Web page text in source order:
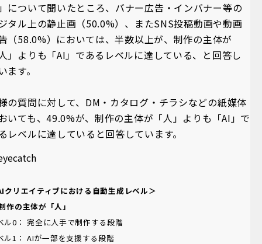
について聞いたところ、バナー広告・インバナー等の
タル上の静止画（50.0%）、またSNS投稿動画や動画
（58.0%）においては、半数以上が、制作の主体が
」よりも「AI」であるレベルに達している、と回答し
ます。
の質問に対して、DM・カタログ・チラシなどの紙媒体
いても、49.0%が、制作の主体が「人」よりも「AI」で
レベルに達していると回答しています。
クリエイティブにおける自動生成レベル＞
作の主体が「人」
ル0： 完全に人手で制作する段階
ル1： AIが一部を支援する段階